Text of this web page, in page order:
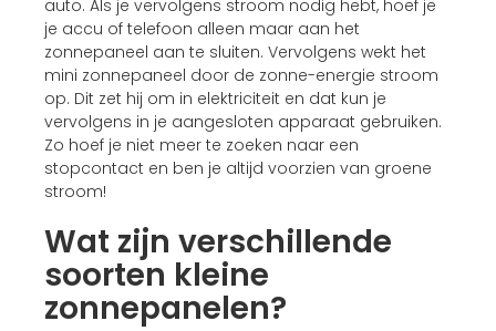
auto. Als je vervolgens stroom nodig hebt, hoef je
je accu of telefoon alleen maar aan het
zonnepaneel aan te sluiten. Vervolgens wekt het
mini zonnepaneel door de zonne-energie stroom
op. Dit zet hij om in elektriciteit en dat kun je
vervolgens in je aangesloten apparaat gebruiken.
Zo hoef je niet meer te zoeken naar een
stopcontact en ben je altijd voorzien van groene
stroom!
Wat zijn verschillende
soorten kleine
zonnepanelen?